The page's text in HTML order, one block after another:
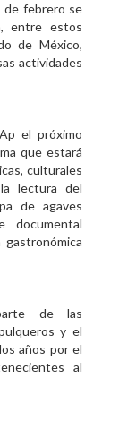
de febrero se
entre estos
de México,
actividades
el próximo
que estará
culturales
lectura del
de agaves
documental
gastronómica
de las
y el
años por el
al